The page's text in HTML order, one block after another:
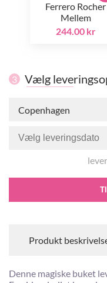
Ferrero Rocher
Mellem
244.00 kr
3 Vælg
Copenhagen
Produkt
Denne magiske buket